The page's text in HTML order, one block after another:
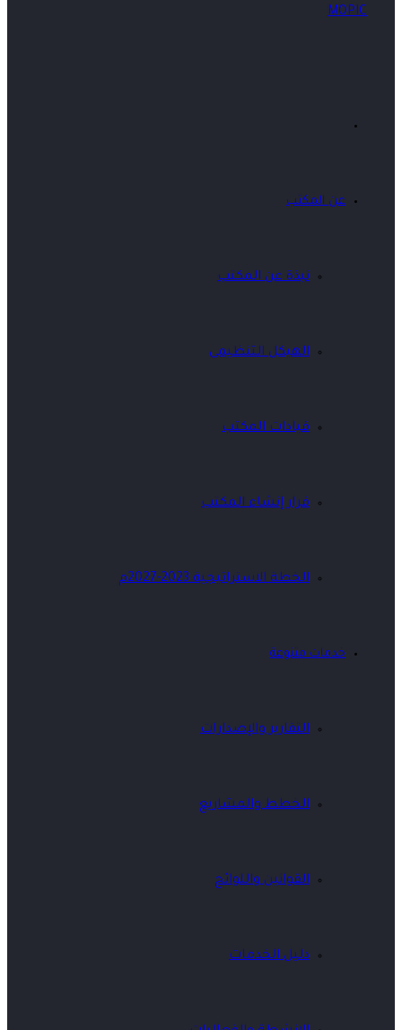
عن المكتب
نبذة عن المكتب
الهيكل التنظيمى
قيادات المكتب
قرار إنشاء المكتب
الخطة الاستراتيجية 2023-2027م
خدمات متنوعة
التقارير والإصدارات
الخطط والمشاريع
القوانين واللوائح
دليل الخدمات